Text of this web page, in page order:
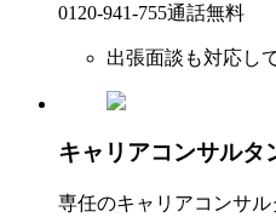
0120-941-755通話無料
出張面談も対応し
キャリアコンサルタ
専任のキャリアコンサ